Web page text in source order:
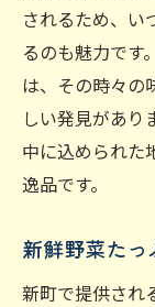
されるため、い
るのも魅力です
は、その時々の
しい発見があり
中に込められた
逸品です。
新鮮野菜た
新町で提供され